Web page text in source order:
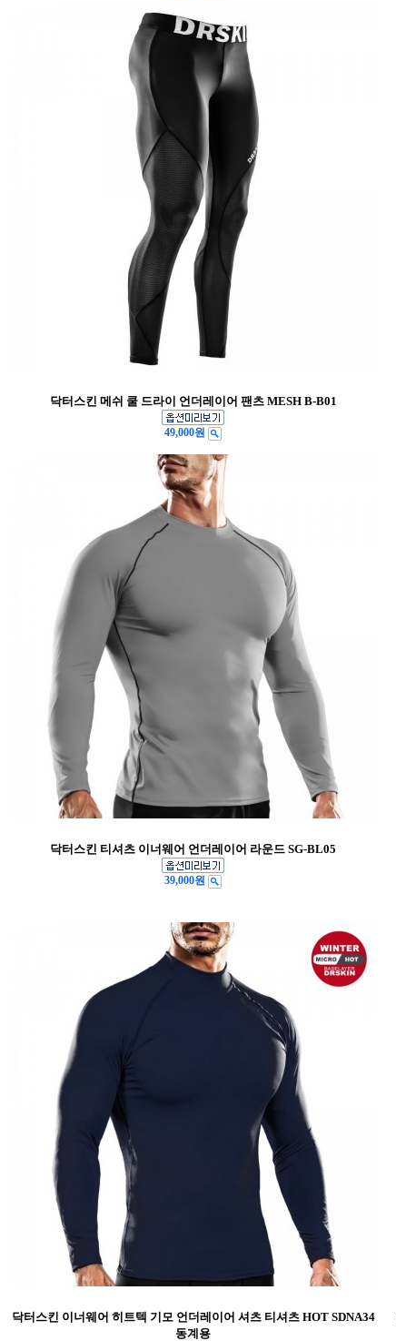
닥터스킨 메쉬 쿨 드라이 언더레이어 팬츠 MESH B-B01
49,000원
닥터스킨 티셔츠 이너웨어 언더레이어 라운드 SG-BL05
39,000원
닥터스킨 이너웨어 히트텍 기모 언더레이어 셔츠 티셔츠 HOT SDNA34
동계용